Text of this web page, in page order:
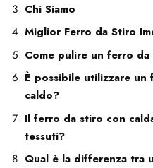
Chi Siamo
Miglior Ferro da Stiro
Come pulire un ferro
È possibile utilizzare
caldo?
Il ferro da stiro con
tessuti?
Qual è la differenza tra